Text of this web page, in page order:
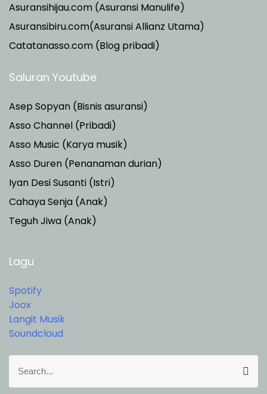
Asuransihijau.com (Asuransi Manulife)
Asuransibiru.com(Asuransi Allianz Utama)
Catatanasso.com (Blog pribadi)
Saluran Youtube
Asep Sopyan (Bisnis asuransi)
Asso Channel (Pribadi)
Asso Music (Karya musik)
Asso Duren (Penanaman durian)
Iyan Desi Susanti (Istri)
Cahaya Senja (Anak)
Teguh Jiwa (Anak)
Lagu
Spotify
Joox
Langit Musik
Soundcloud
a
S
a